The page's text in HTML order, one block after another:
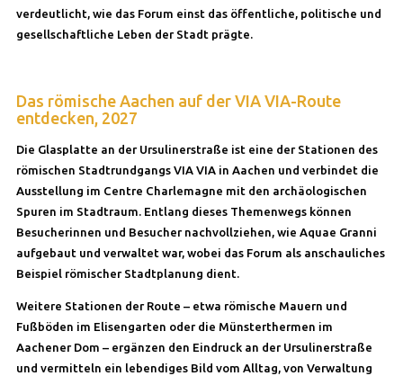
verdeutlicht, wie das Forum einst das öffentliche, politische und
gesellschaftliche Leben der Stadt prägte.
Das römische Aachen auf der VIA VIA-Route
entdecken, 2027
Die Glasplatte an der Ursulinerstraße ist eine der Stationen des
römischen Stadtrundgangs VIA VIA in Aachen und verbindet die
Ausstellung im Centre Charlemagne mit den archäologischen
Spuren im Stadtraum. Entlang dieses Themenwegs können
Besucherinnen und Besucher nachvollziehen, wie Aquae Granni
aufgebaut und verwaltet war, wobei das Forum als anschauliches
Beispiel römischer Stadtplanung dient.
Weitere Stationen der Route – etwa römische Mauern und
Fußböden im Elisengarten oder die Münsterthermen im
Aachener Dom – ergänzen den Eindruck an der Ursulinerstraße
und vermitteln ein lebendiges Bild vom Alltag, von Verwaltung